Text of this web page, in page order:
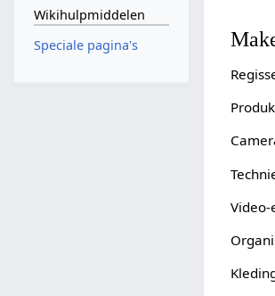
Wikihulpmiddelen
Speciale pagina's